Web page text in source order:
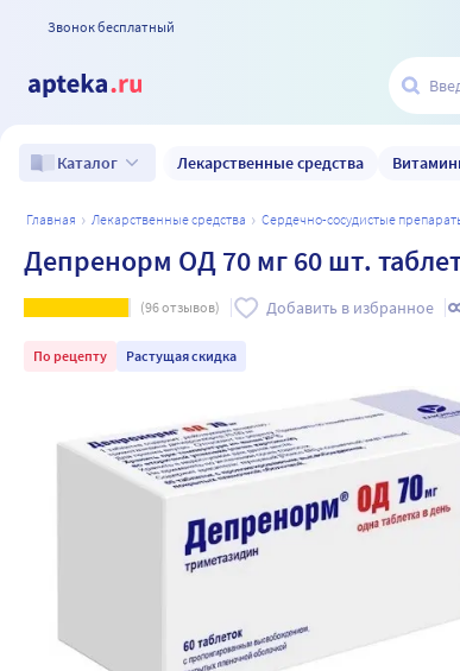
Звонок бесплатный
Каталог Лекарственные средства
главная лекарственные средства сердечно-сосудистые
Депренорм ОД 70 мг 60 шт.
(96отзывов) Добавить в избранное
По рецепту Растущая скидка